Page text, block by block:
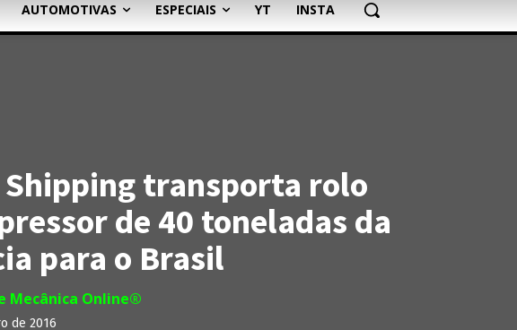
AUTOMOTIVAS ESPECIAIS YT INSTA
Shipping transporta rolo
de 40 toneladas da
para o Brasil
Mecânica Online®
de 2016